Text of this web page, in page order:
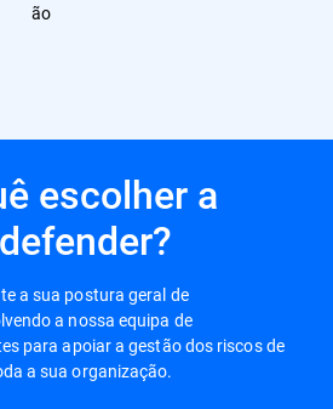
ão
escolher a
a sua postura geral de
a nossa equipa de
para apoiar a gestão dos riscos de
a sua organização.